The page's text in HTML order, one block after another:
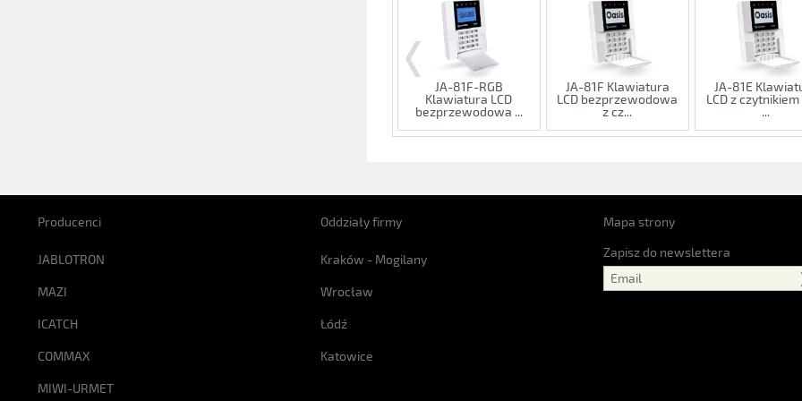
JA-81F-RGB
Klawiatura LCD
bezprzewodowa ...
JA-81F Klawiatura
LCD bezprzewodowa
z cz...
JA-81E
LCD z
...
Producenci
JABLOTRON
MAZI
ICATCH
COMMAX
MIWI-URMET
Oddziały firmy
Kraków - Mogilany
Wrocław
Łódź
Katowice
Mapa strony
Zapisz do newslettera